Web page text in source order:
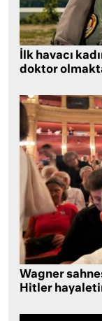
İlk havacı
doktor
Wagner
Hitler